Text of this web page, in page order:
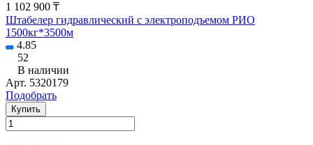
1 102 900 ₸
Штабелер гидравлический с электроподъемом РИО
1500кг*3500м
4.85
52
В наличии
Арт. 5320179
Подобрать
Купить